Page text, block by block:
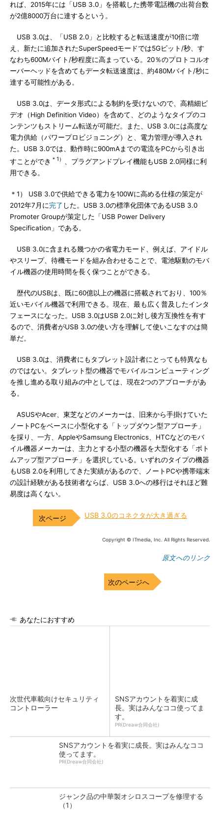
れば、2015年には「USB 3.0」を搭載した携帯電話機の出荷台数
が2億8000万台に達するという。
USB 3.0は、「USB 2.0」と比較すると転送速度が10倍に増
え、新たに追加されたSuperSpeedモードでは5Gビット/秒、す
なわち600Mバイト/秒程度に高まっている。20％のプロトコルオ
ーバーヘッドを含めてもデータ転送速度は、約480Mバイト/秒に
達する可能性がある。
USB 3.0は、データ形式による制約を受けないので、高精細ビ
デオ（High Definition Video）を含めて、どのようなタイプのコ
ンテンツもストリーム転送が可能だ。また、USB 3.0には高度な
電力供給（パワープロビジョニング）と、電力管理が導入され
た。USB 3.0では、動作時に900mAまでの電流をPCから引き出
すことができ ＊1）
、プラグアンドプレイ機能もUSB 2.0同様に利
用できる。
＊1） USB 3.0で供給できる電力を100Wに高める仕様の策定が
2012年7月に完了 した。USB 3.0の標準化団体であるUSB 3.0
Promoter Groupが策定した「USB Power Delivery
Specification」である。
USB 3.0に含まれる幾つかの省電力モード、例えば、アイドル
やスリープ、待機モードを組み合わせることで、電池駆動のモバ
イル機器の使用時間を長く保つことができる。
歴代のUSBは、既に60億以上の機器に搭載されており、100％
近いモバイル機器で利用できる。現在、最も広く普及したインタ
フェースになった。USB 3.0はUSB 2.0に対し後方互換性を有す
るので、消費者がUSB 3.0の使い方を理解して使いこなすのは簡
単だ。
USB 3.0は、消費者にもタブレット設計者にとっても特異なも
のではない。タブレット型の機器でモバイルコンピューティング
を推し進める取り組みの中としては、現在2つのアプローチがあ
る。
ASUSやAcer、東芝などのメーカーは、旧来から手掛けていた
ノートPCをベースに小型化する「トップダウン型アプローチ」
を採り、一方、AppleやSamsung Electronics、HTCなどのモバ
イル機器メーカーは、主力とする小型の機器を大型化する「ボト
ムアップ型アプローチ」を選択している。いずれのタイプの機器
もUSB 2.0を利用してきた実績があるので、ノートPCや携帯端末
の設計経験がある技術者ならば、USB 3.0への移行はそれほど難
易度は高くない。
USB 3.0のコネクタが大き過ぎる
Copyright © ITmedia, Inc. All Rights Reserved.
原文へのリンク
次のページへ
あなたにおすすめ
次世代車載向けセキュリティ
コントローラー
SNSアカウントを着実に成
長。実はみんなココ使ってま
す。
PR(Dreaw合同会社)
SNSアカウントを着実に成長。実はみんなココ
使ってます。
PR(Dreaw合同会社)
ジャンク品の中華製オシロスコープを修理する
（1）